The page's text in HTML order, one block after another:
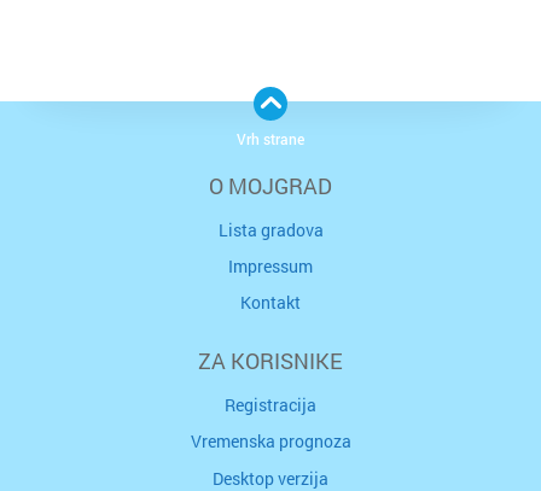
O MOJGRAD
Lista gradova
Impressum
Kontakt
ZA KORISNIKE
Registracija
Vremenska prognoza
Desktop verzija
Vrh strane